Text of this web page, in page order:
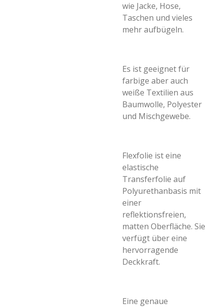
wie Jacke, Hose,
Taschen und vieles
mehr aufbügeln.
Es ist geeignet für
farbige aber auch
weiße Textilien aus
Baumwolle, Polyester
und Mischgewebe.
Flexfolie ist eine
elastische
Transferfolie auf
Polyurethanbasis mit
einer
reflektionsfreien,
matten Oberfläche. Sie
verfügt über eine
hervorragende
Deckkraft.
Eine genaue